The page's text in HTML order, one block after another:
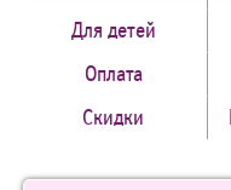
Для детей
Оплата
Скидки